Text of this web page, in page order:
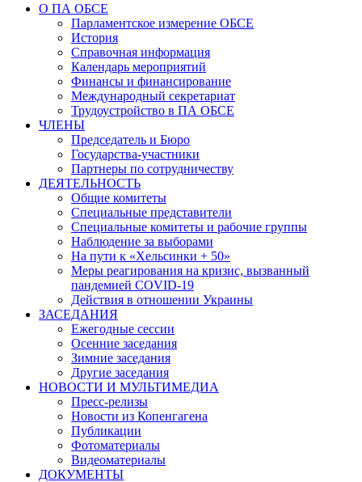
О ПА ОБСЕ
Парламентское измерение ОБСЕ
История
Справочная информация
Календарь мероприятий
Финансы и финансирование
Международный секретариат
Трудоустройство в ПА ОБСЕ
ЧЛЕНЫ
Председатель и Бюро
Государства-участники
Партнеры по сотрудничеству
ДЕЯТЕЛЬНОСТЬ
Общие комитеты
Специальные представители
Специальные комитеты и рабочие группы
Наблюдение за выборами
На пути к «Хельсинки + 50»
Меры реагирования на кризис, вызванный
пандемией COVID-19
Действия в отношении Украины
ЗАСЕДАНИЯ
Ежегодные сессии
Осенние заседания
Зимние заседания
Другие заседания
НОВОСТИ И МУЛЬТИМЕДИА
Пресс-релизы
Новости из Копенгагена
Публикации
Фотоматериалы
Видеоматериалы
ДОКУМЕНТЫ